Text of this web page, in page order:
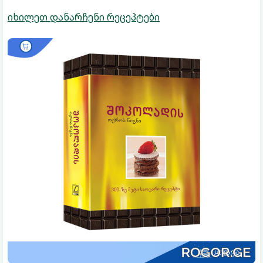
იხილეთ დანარჩენი რეცეპტები